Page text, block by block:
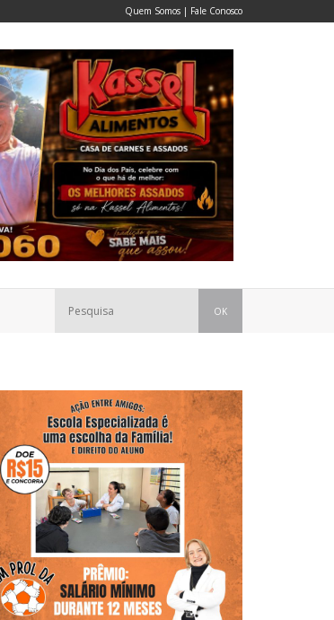
Quem Somos | Fale Conosco
OK